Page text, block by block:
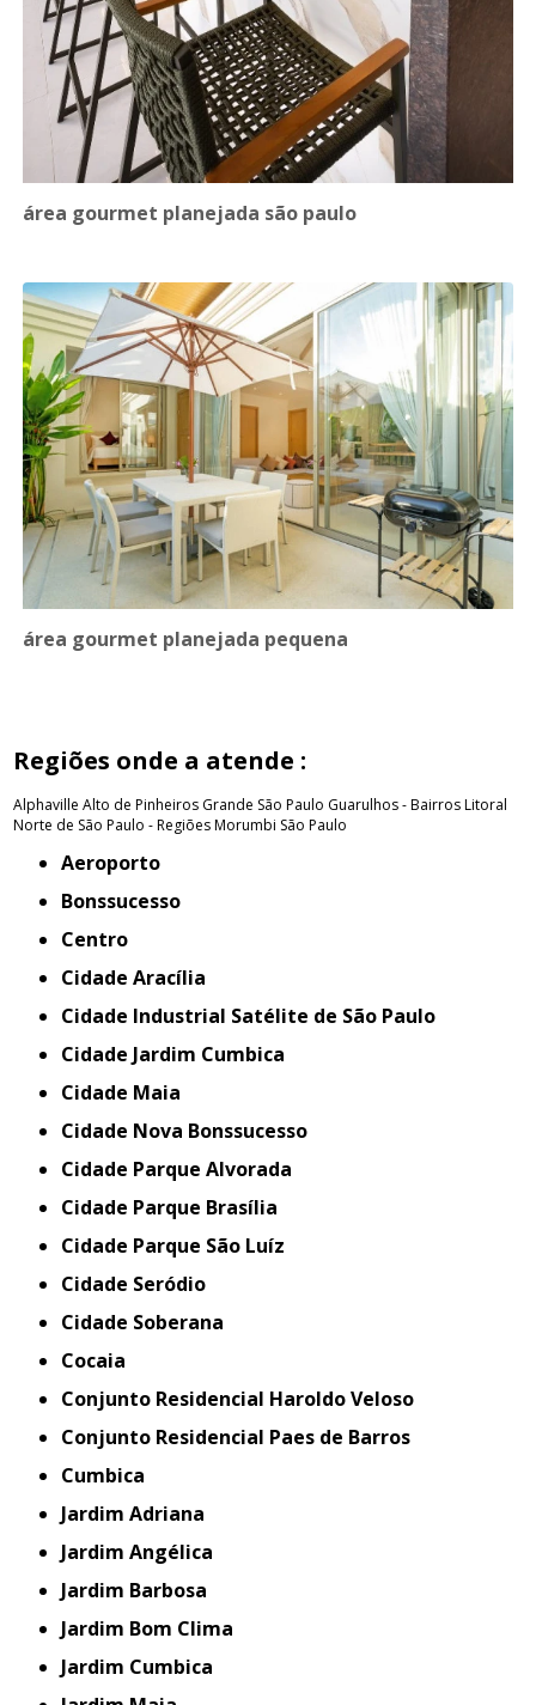
área gourmet planejada são paulo
área gourmet planejada pequena
Regiões onde a atende :
Alphaville Alto de Pinheiros Grande São Paulo Guarulhos - BairrosLitoral
Norte de São Paulo - RegiõesMorumbi São Paulo
Aeroporto
Bonssucesso
Centro
Cidade Aracília
Cidade Industrial Satélite de São Paulo
Cidade Jardim Cumbica
Cidade Maia
Cidade Nova Bonssucesso
Cidade Parque Alvorada
Cidade Parque Brasília
Cidade Parque São Luíz
Cidade Seródio
Cidade Soberana
Cocaia
Conjunto Residencial Haroldo Veloso
Conjunto Residencial Paes de Barros
Cumbica
Jardim Adriana
Jardim Angélica
Jardim Barbosa
Jardim Bom Clima
Jardim Cumbica